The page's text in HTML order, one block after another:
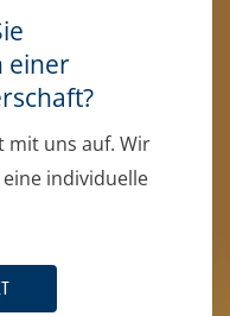
einer
mit uns auf. Wir
individuelle